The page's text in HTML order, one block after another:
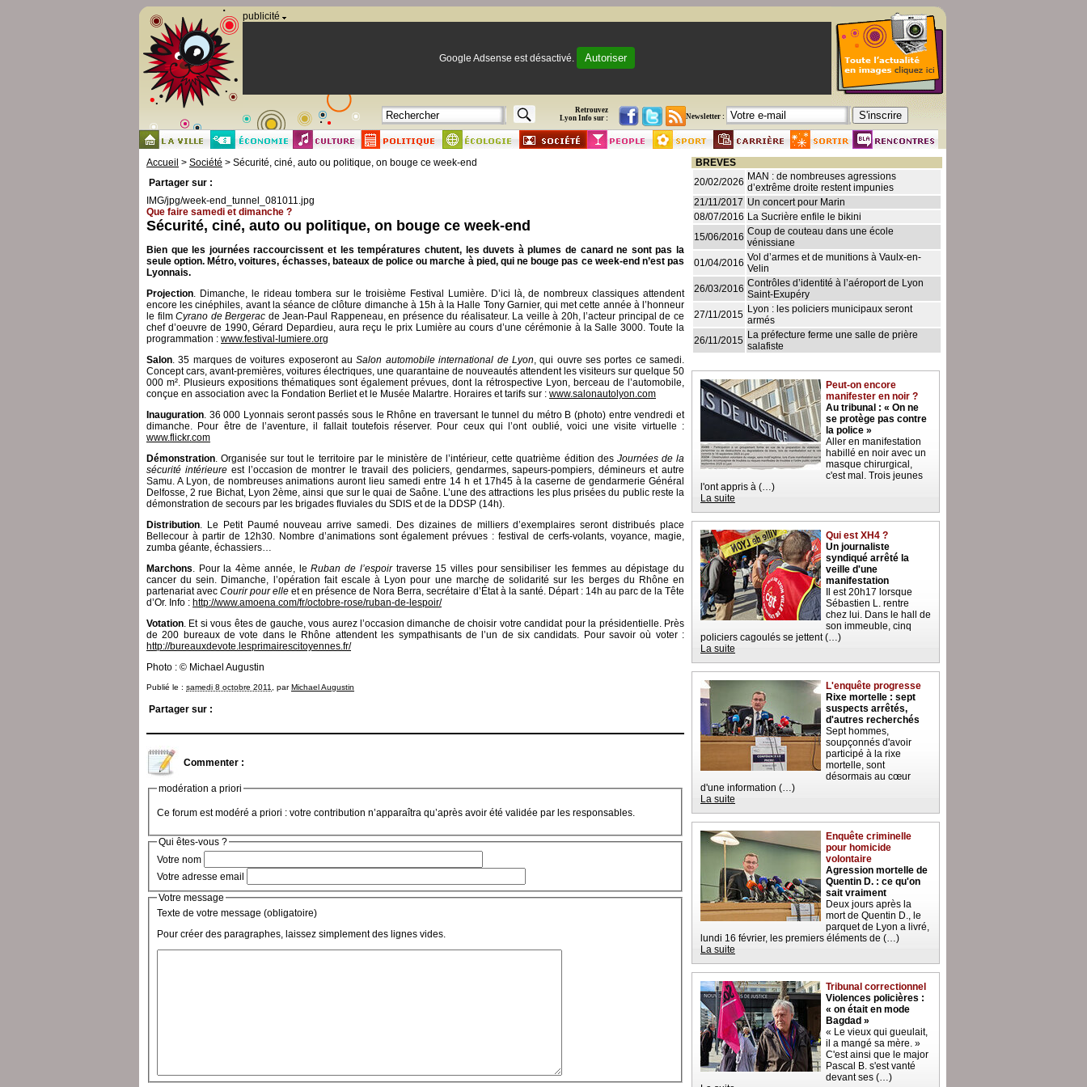
publicité
Google Adsense est désactivé. Autoriser
Retrouvez
Lyon Info sur :
Newsletter :
Accueil > Société > Sécurité, ciné, auto ou politique, on bouge ce week-end
Partager sur :
IMG/jpg/week-end_tunnel_081011.jpg
Que faire samedi et dimanche ?
Sécurité, ciné, auto ou politique, on bouge ce week-end
Bien que les journées raccourcissent et les températures chutent, les duvets à plumes de canard ne sont pas la
seule option. Métro, voitures, échasses, bateaux de police ou marche à pied, qui ne bouge pas ce week-end n’est pas
Lyonnais.
Projection. Dimanche, le rideau tombera sur le troisième Festival Lumière. D’ici là, de nombreux classiques attendent
encore les cinéphiles, avant la séance de clôture dimanche à 15h à la Halle Tony Garnier, qui met cette année à l’honneur
le filmCyrano de Bergerac de Jean-Paul Rappeneau, en présence du réalisateur. La veille à 20h, l’acteur principal de ce
chef d’oeuvre de 1990, Gérard Depardieu, aura reçu le prix Lumière au cours d’une cérémonie à la Salle 3000. Toute la
programmation : www.festival-lumiere.org
Salon. 35 marques de voitures exposeront auSalon automobile international de Lyon, qui ouvre ses portes ce samedi.
Concept cars, avant-premières, voitures électriques, une quarantaine de nouveautés attendent les visiteurs sur quelque 50
000 m². Plusieurs expositions thématiques sont également prévues, dont la rétrospective Lyon, berceau de l’automobile,
conçue en association avec la Fondation Berliet et le Musée Malartre. Horaires et tarifs sur : www.salonautolyon.com
Inauguration. 36 000 Lyonnais seront passés sous le Rhône en traversant le tunnel du métro B (photo) entre vendredi et
dimanche. Pour être de l’aventure, il fallait toutefois réserver. Pour ceux qui l’ont oublié, voici une visite virtuelle :
www.flickr.com
Démonstration. Organisée sur tout le territoire par le ministère de l’intérieur, cette quatrième édition des Journées de la
sécurité intérieureest l’occasion de montrer le travail des policiers, gendarmes, sapeurs-pompiers, démineurs et autre
Samu. A Lyon, de nombreuses animations auront lieu samedi entre 14 h et 17h45 à la caserne de gendarmerie Général
Delfosse, 2 rue Bichat, Lyon 2ème, ainsi que sur le quai de Saône. L’une des attractions les plus prisées du public reste la
démonstration de secours par les brigades fluviales du SDIS et de la DDSP (14h).
Distribution. Le Petit Paumé nouveau arrive samedi. Des dizaines de milliers d’exemplaires seront distribués place
Bellecour à partir de 12h30. Nombre d’animations sont également prévues : festival de cerfs-volants, voyance, magie,
zumba géante, échassiers…
Marchons. Pour la 4ème année, leRuban de l’espoirtraverse 15 villes pour sensibiliser les femmes au dépistage du
cancer du sein. Dimanche, l’opération fait escale à Lyon pour une marche de solidarité sur les berges du Rhône en
partenariat avecCourir pour elle et en présence de Nora Berra, secrétaire d’État à la santé. Départ : 14h au parc de la Tête
d’Or. Info : http://www.amoena.com/fr/octobre-rose/ruban-de-lespoir/
Votation. Et si vous êtes de gauche, vous aurez l’occasion dimanche de choisir votre candidat pour la présidentielle. Près
de 200 bureaux de vote dans le Rhône attendent les sympathisants de l’un de six candidats. Pour savoir où voter :
http://bureauxdevote.lesprimairescitoyennes.fr/
Photo : © Michael Augustin
Publié le : samedi 8 octobre 2011 , parMichael Augustin
Partager sur :
Commenter :
modération a priori
Ce forum est modéré a priori : votre contribution n’apparaîtra qu’après avoir été validée par les responsables.
Qui êtes-vous ?
Votre nom
Votre adresse email
Votre message
Texte de votre message (obligatoire)
Pour créer des paragraphes, laissez simplement des lignes vides.
BREVES
20/02/2026 MAN : de nombreuses agressions
d’extrême droite restent impunies
21/11/2017 Un concert pour Marin
08/07/2016 La Sucrière enfile le bikini
15/06/2016 Coup de couteau dans une école
vénissiane
01/04/2016 Vol d’armes et de munitions à Vaulx-en-
Velin
26/03/2016 Contrôles d’identité à l’aéroport de Lyon
Saint-Exupéry
27/11/2015 Lyon : les policiers municipaux seront
armés
26/11/2015 La préfecture ferme une salle de prière
salafiste
Peut-on encore
manifester en noir ?
Au tribunal : « On ne
se protège pas contre
la police »
Aller en manifestation
habillé en noir avec un
masque chirurgical,
c'est mal. Trois jeunes
l'ont appris à (…)
La suite
Qui est XH4 ?
Un journaliste
syndiqué arrêté la
veille d'une
manifestation
Il est 20h17 lorsque
Sébastien L. rentre
chez lui. Dans le hall de
son immeuble, cinq
policiers cagoulés se jettent (…)
La suite
L'enquête progresse
Rixe mortelle : sept
suspects arrêtés,
d'autres recherchés
Sept hommes,
soupçonnés d'avoir
participé à la rixe
mortelle, sont
désormais au cœur
d'une information (…)
La suite
Enquête criminelle
pour homicide
volontaire
Agression mortelle de
Quentin D. : ce qu'on
sait vraiment
Deux jours après la
mort de Quentin D., le
parquet de Lyon a livré,
lundi 16 février, les premiers éléments de (…)
La suite
Tribunal correctionnel
Violences policières :
« on était en mode
Bagdad »
« Le vieux qui gueulait,
il a mangé sa mère. »
C'est ainsi que le major
Pascal B. s'est vanté
devant ses (…)
Panneau de gestion des cookies